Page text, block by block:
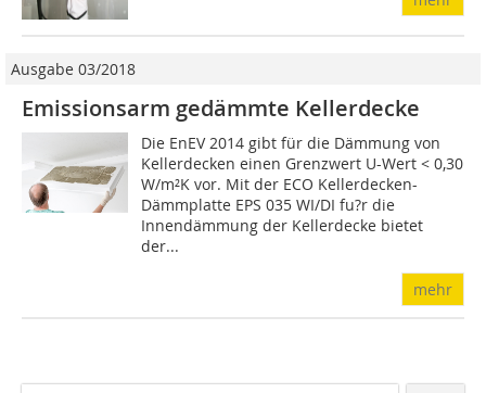
Ausgabe 03/2018
Emissionsarm gedämmte Kellerdecke
Die EnEV 2014 gibt für die Dämmung von
Kellerdecken einen Grenzwert U-Wert < 0,30
W/m²K vor. Mit der ECO Kellerdecken-
Dämmplatte EPS 035 WI/DI fu?r die
Innendämmung der Kellerdecke bietet
der...
mehr